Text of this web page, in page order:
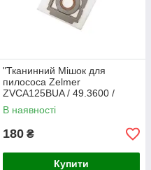
"Тканинний Мішок для
пилососа Zelmer
ZVCA125BUA / 49.3600 /
17000873 (Україна)"
В наявності
180 ₴
Купити